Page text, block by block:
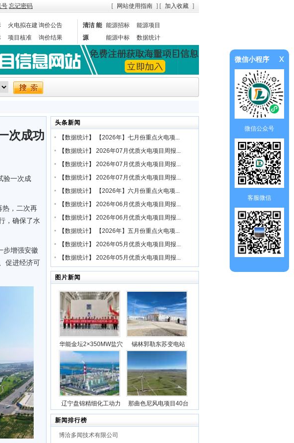
号 忘记密码 [ 网站使用指南 ] [ 加入收藏 ]
火电拟在建询价公告
项目核准
询价结果
清洁 能
源
能源招标
能源项目
能源中标
数据统计
次成功
验一次成
热，二次再
，确保了水
步增强安徽
促进经济可
头条新闻
【数据统计】
【2026年】七月份重点火电项...
【数据统计】 2026年07月优质火电项目周报...
【数据统计】 2026年07月优质火电项目周报...
【数据统计】 2026年07月优质火电项目周报...
【数据统计】
【2026年】六月份重点火电项...
【数据统计】 2026年06月优质火电项目周报...
【数据统计】 2026年06月优质火电项目周报...
【数据统计】
【2026年】五月份重点火电项...
【数据统计】 2026年05月优质火电项目周报...
【数据统计】 2026年05月优质火电项目周报...
图片新闻
华能金坛2×350MW盐穴
压缩空气储能发电项目2
号机组透平机冲转一次
成功
锡林郭勒东苏变电站
动100万千瓦/400万千瓦
时电源侧储能电站成功
并网
辽宁盘锦精细化工动力
站项目5台锅炉全部点火
成功
那曲色尼风电项目40台
新闻排行榜
博洽多闻技术有限公司
微信小程序 x
微信公众号
客服微信